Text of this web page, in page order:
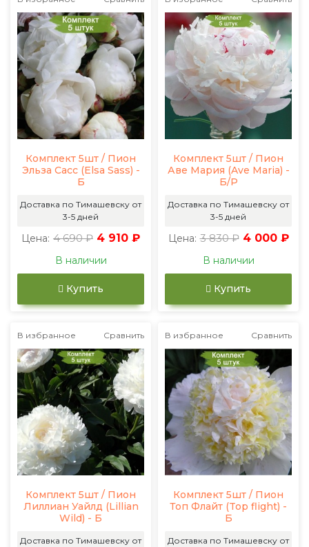
Комплект 5шт / Пион
Эльза Сасс (Elsa Sass) -
Б
Доставка по Тимашевску от
3-5 дней
Цена: 4 690 ₽ 4 910 ₽
В наличии
Купить
Комплект 5шт / Пион
Аве Мария (Ave Maria) -
Б/Р
Доставка по Тимашевску от
3-5 дней
Цена: 3 830 ₽ 4 000 ₽
В наличии
Купить
В избранное Сравнить
Комплект 5шт / Пион
Лиллиан Уайлд (Lillian
Wild) - Б
Доставка по Тимашевску от
В избранное Сравнить
Комплект 5шт / Пион
Топ Флайт (Top flight) -
Б
Доставка по Тимашевску от